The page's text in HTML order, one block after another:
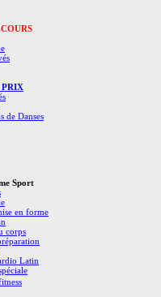
PRIX
de Danses
Sport
en forme
corps
Latin